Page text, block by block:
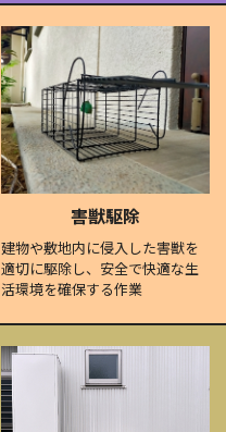
害獣駆除
建物や敷地内に侵入した害獣を
適切に駆除し、安全で快適な生
活環境を確保する作業